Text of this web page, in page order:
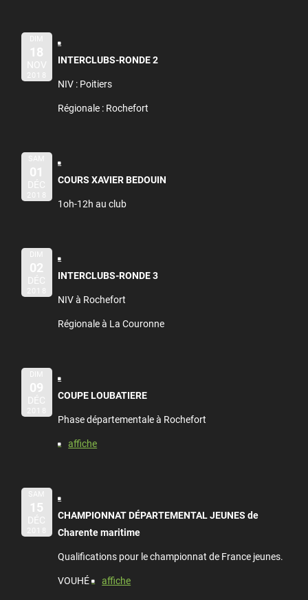
DIM
18
NOV
2018
INTERCLUBS-RONDE 2
NIV : Poitiers
Régionale : Rochefort
SAM
01
DÉC
2018
COURS XAVIER BEDOUIN
1oh-12h au club
DIM
02
DÉC
2018
INTERCLUBS-RONDE 3
NIV à Rochefort
Régionale à La Couronne
DIM
09
DÉC
2018
COUPE LOUBATIERE
Phase départementale à Rochefort
affiche
SAM
15
DÉC
2018
CHAMPIONNAT DÉPARTEMENTAL JEUNES de
Charente maritime
Qualifications pour le championnat de France jeunes.
VOUHÉ affiche